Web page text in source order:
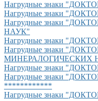
Нагрудные знаки
Нагрудные знаки
Нагрудные знаки
НАУК"
Нагрудные знаки
Нагрудные знаки
МИНЕРАЛОГИЧЕСКИХ
Нагрудные знаки
Нагрудные знаки
************
Нагрудные знаки